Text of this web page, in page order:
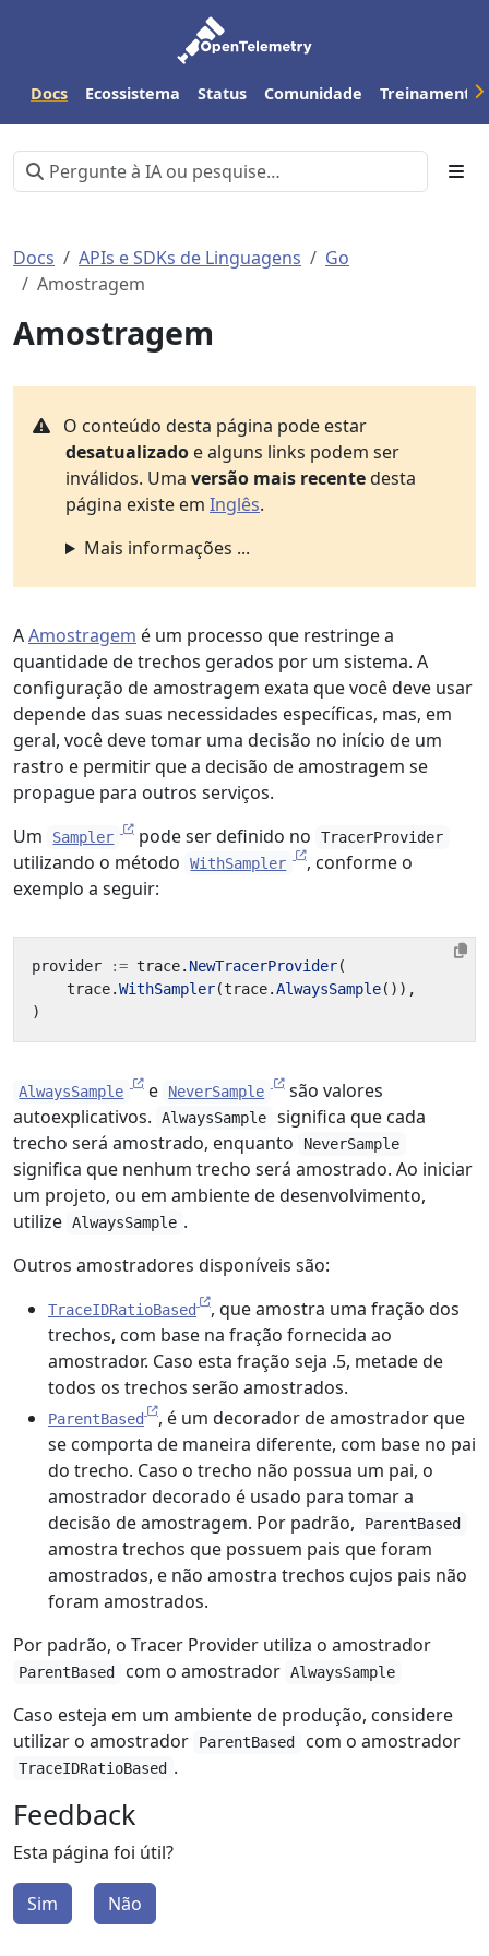
Docs Ecossistema Status Comunidade Treinamento
Docs APIs e SDKs de Linguagens
Go
Amostragem
Amostragem
O conteúdo desta página pode estar
desatualizado e alguns links podem ser
inválidos. Uma versão mais recentedesta
página existe em Inglês.
Mais informações ...
AAmostragem é um processo que restringe a
quantidade de trechos gerados por um sistema. A
configuração de amostragem exata que você deve usar
depende das suas necessidades específicas, mas, em
geral, você deve tomar uma decisão no início de um
rastro e permitir que a decisão de amostragem se
propague para outros serviços.
Um
Sampler pode ser definido no TracerProvider
utilizando o método WithSampler
, conforme o
exemplo a seguir:
provider := trace. NewTracerProvider(
trace.WithSampler(trace.AlwaysSample()),
)
AlwaysSample e NeverSample
são valores
autoexplicativos.
AlwaysSample
significa que cada
trecho será amostrado, enquanto
NeverSample
significa que nenhum trecho será amostrado. Ao iniciar
um projeto, ou em ambiente de desenvolvimento,
utilize AlwaysSample .
Outros amostradores disponíveis são:
TraceIDRatioBased
, que amostra uma fração dos
trechos, com base na fração fornecida ao
amostrador. Caso esta fração seja .5, metade de
todos os trechos serão amostrados.
ParentBased
, é um decorador de amostrador que
se comporta de maneira diferente, com base no pai
do trecho. Caso o trecho não possua um pai, o
amostrador decorado é usado para tomar a
decisão de amostragem. Por padrão,
ParentBased
amostra trechos que possuem pais que foram
amostrados, e não amostra trechos cujos pais não
foram amostrados.
Por padrão, o Tracer Provider utiliza o amostrador
ParentBased com o amostrador AlwaysSample
Caso esteja em um ambiente de produção, considere
utilizar o amostrador
ParentBased com o amostrador
TraceIDRatioBased .
Feedback
Esta página foi útil?
Sim Não